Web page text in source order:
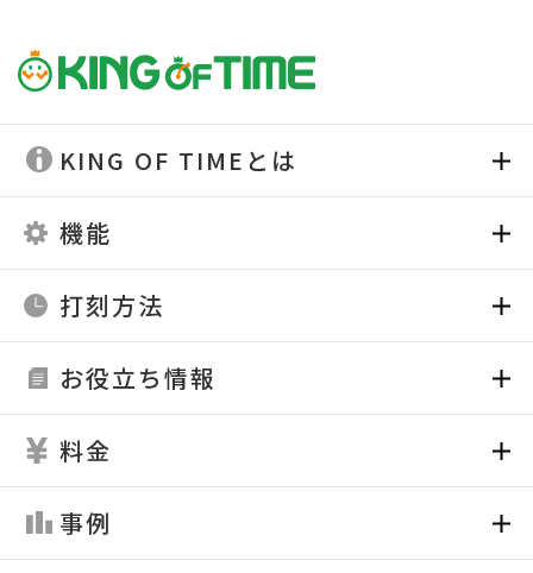
KING OF TIMEとは
機能
打刻方法
お役立ち情報
料金
事例